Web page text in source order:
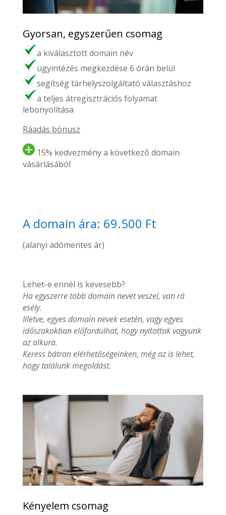
Gyorsan, egyszerűen csomag
a kiválasztott domain név
ügyintézés megkezdése 6 órán belül
segítség tárhelyszolgáltató választáshoz
a teljes átregisztrációs folyamat
lebonyolítása
Ráadás bónusz
15% kedvezmény a következő domain
vásárlásából
A domain ára: 69.500 Ft
(alanyi adómentes ár)
Lehet-e ennél is kevesebb?
Ha egyszerre több domain nevet veszel, van rá
esély.
Illetve, egyes domain nevek esetén, vagy egyes
időszakokban előfordulhat, hogy nyitottak vagyunk
az alkura.
Keress bátran elérhetőségeinken, még az is lehet,
hogy találunk megoldást.
Kényelem csomag